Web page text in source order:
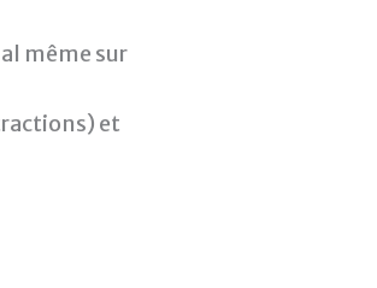
même sur
et